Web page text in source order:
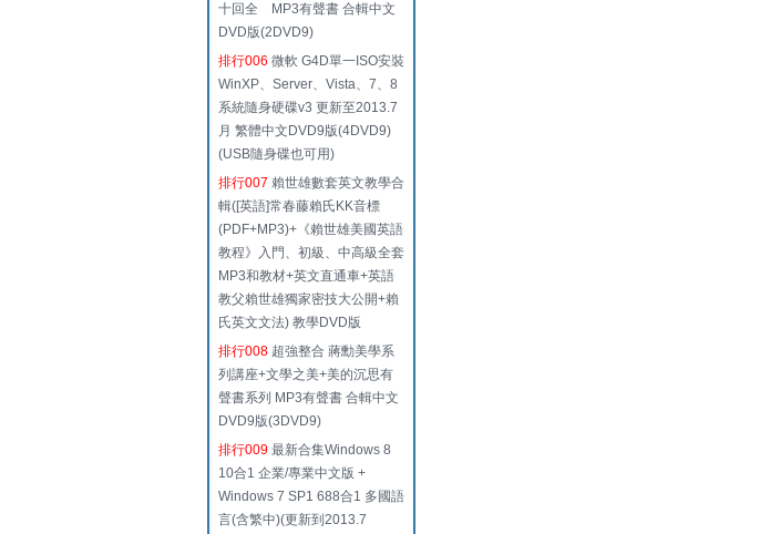
十回全 MP3有聲書 合輯中文
DVD版(2DVD9)
排行006 微軟 G4D單一ISO安裝
WinXP、Server、Vista、7、8
系統隨身硬碟v3 更新至2013.7
月 繁體中文DVD9版(4DVD9)
(USB隨身碟也可用)
排行007 賴世雄數套英文教學合
輯([英語]常春藤賴氏KK音標
(PDF+MP3)+《賴世雄美國英語
教程》入門、初級、中高級全套
MP3和教材+英文直通車+英語
教父賴世雄獨家密技大公開+賴
氏英文文法) 教學DVD版
排行008 超強整合 蔣勳美學系
列講座+文學之美+美的沉思有
聲書系列 MP3有聲書 合輯中文
DVD9版(3DVD9)
排行009 最新合集Windows 8
10合1 企業/專業中文版 +
Windows 7 SP1 688合1 多國語
言(含繁中)(更新到2013.7